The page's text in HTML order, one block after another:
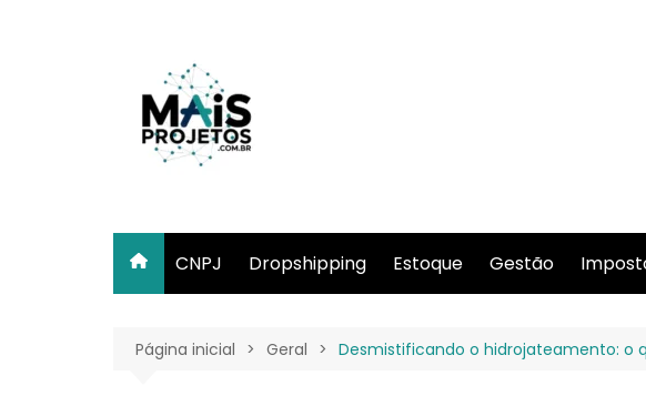
CNPJ Dropshipping Estoque Gestão
Página inicial Geral Desmistificando o hidrojateamento: o